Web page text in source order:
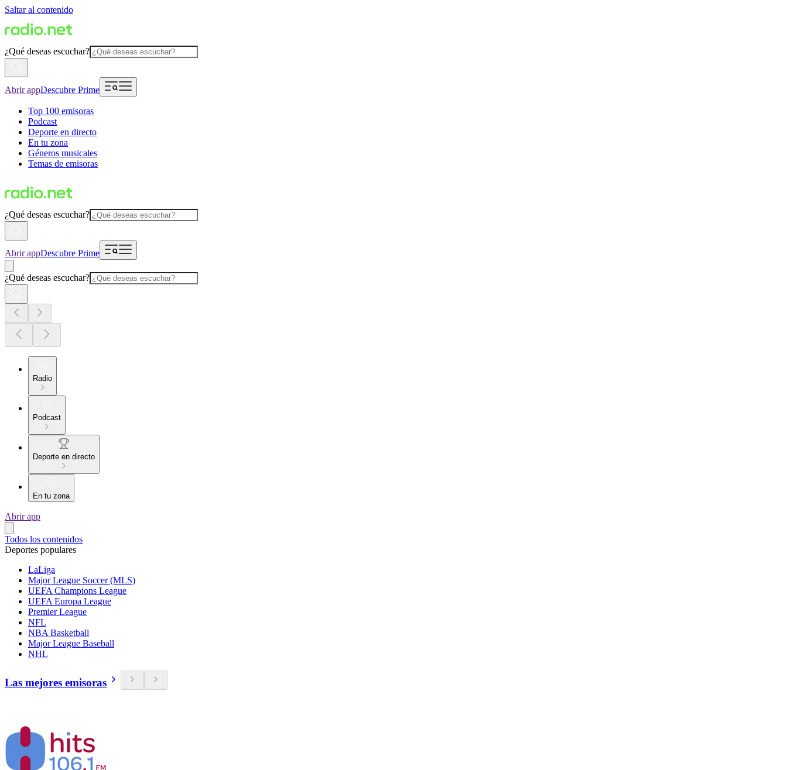
Saltar al contenido
¿Qué deseas escuchar?
Abrir appDescubre Prime
Top 100 emisoras
Podcast
Deporte en directo
En tu zona
Géneros musicales
Temas de emisoras
¿Qué deseas escuchar?
Abrir appDescubre Prime
¿Qué deseas escuchar?
Radio
Podcast
Deporte en directo
En tu zona
Abrir app
Todos los contenidos
Deportes populares
LaLiga
Major League Soccer (MLS)
UEFA Champions League
UEFA Europa League
Premier League
NFL
NBA Basketball
Major League Baseball
NHL
Las mejores emisoras